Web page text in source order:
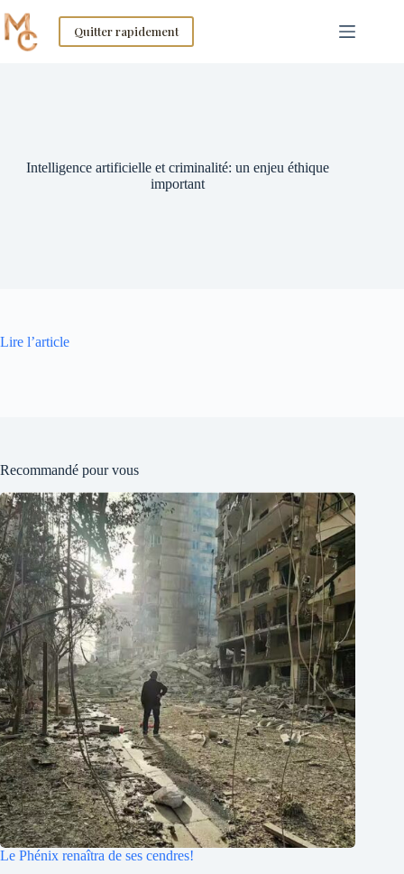
to
content
Quitter rapidement
Intelligence artificielle et criminalité: un enjeu éthique
important
Lire l’article
Recommandé pour vous
Le Phénix renaîtra de ses cendres!